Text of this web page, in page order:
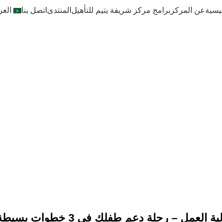
عن المركز برامج مركز شريفة يتيم للتأهيل المنتدى اتصل بنا
آلية العمل – رحلة دعم طفلك في 3 خطوات بسيطة